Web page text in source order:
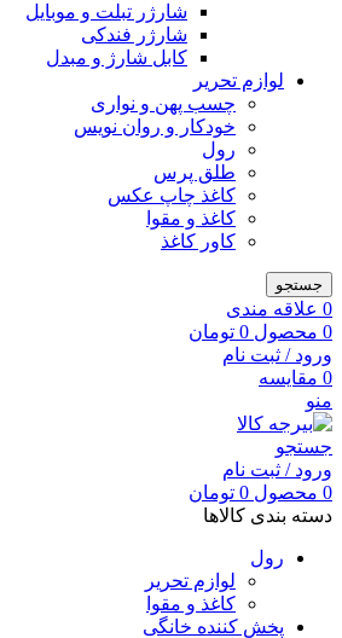
شارژر تبلت و موبایل
شارژر فندکی
کابل شارژ و مبدل
لوازم تحریر
چسب پهن و نواری
خودکار و روان نویس
رول
طلق پرس
کاغذ چاپ عکس
کاغذ و مقوا
کاور کاغذ
جستجو
0 علاقه مندی
0 محصول 0 تومان
ورود / ثبت نام
0 مقایسه
منو
جستجو
ورود / ثبت نام
0 محصول 0 تومان
دسته بندی کالاها
رول
لوازم تحریر
کاغذ و مقوا
پخش کننده خانگی